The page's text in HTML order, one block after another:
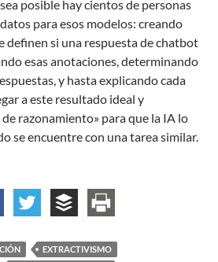
posible hay cientos de personas
para esos modelos: creando
definen si una respuesta de chatbot
esas anotaciones, determinando
y hasta explicando cada
a este resultado ideal y
razonamiento» para que la IA lo
se encuentre con una tarea similar.
humano detrás de la IA
EXTRACTIVISMO